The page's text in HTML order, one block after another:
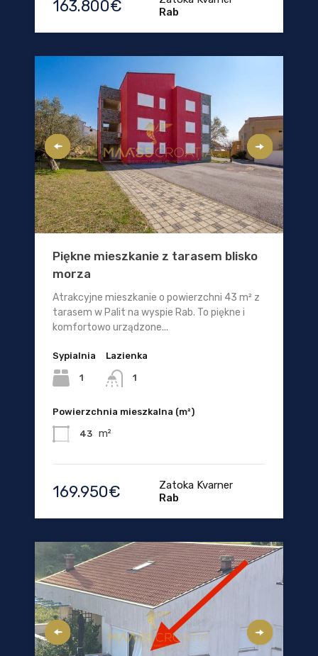
163.800€
Rab
Piękne mieszkanie z tarasem blisko
morza
Atrakcyjne mieszkanie o powierzchni 43 m² z
tarasem w Palit na wyspie Rab. To piękne i
komfortowo urządzone...
Sypialnia
1
Lazienka
1
Powierzchnia mieszkalna (m²)
43 m²
169.950€
Zatoka Kvarner
Rab